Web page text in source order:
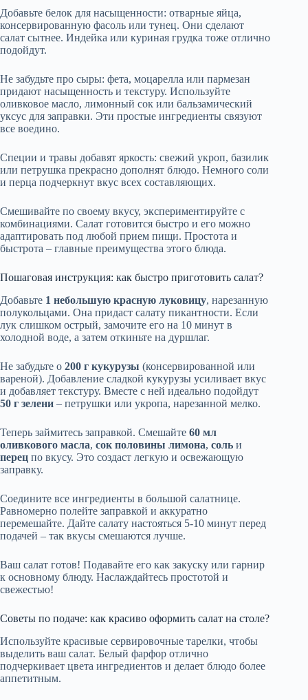
Добавьте белок для насыщенности: отварные яйца,
консервированную фасоль или тунец. Они сделают
салат сытнее. Индейка или куриная грудка тоже отлично
подойдут.
Не забудьте про сыры: фета, моцарелла или пармезан
придают насыщенность и текстуру. Используйте
оливковое масло, лимонный сок или бальзамический
уксус для заправки. Эти простые ингредиенты связуют
все воедино.
Специи и травы добавят яркость: свежий укроп, базилик
или петрушка прекрасно дополнят блюдо. Немного соли
и перца подчеркнут вкус всех составляющих.
Смешивайте по своему вкусу, экспериментируйте с
комбинациями. Салат готовится быстро и его можно
адаптировать под любой прием пищи. Простота и
быстрота – главные преимущества этого блюда.
Пошаговая инструкция: как быстро приготовить салат?
Добавьте 1 небольшую красную луковицу, нарезанную
полукольцами. Она придаст салату пикантности. Если
лук слишком острый, замочите его на 10 минут в
холодной воде, а затем откиньте на дуршлаг.
Не забудьте о 200 г кукурузы (консервированной или
вареной). Добавление сладкой кукурузы усиливает вкус
и добавляет текстуру. Вместе с ней идеально подойдут
50 г зелени – петрушки или укропа, нарезанной мелко.
Теперь займитесь заправкой. Смешайте 60 мл
оливкового масла, сок половины лимона, соль и
перец по вкусу. Это создаст легкую и освежающую
заправку.
Соедините все ингредиенты в большой салатнице.
Равномерно полейте заправкой и аккуратно
перемешайте. Дайте салату настояться 5-10 минут перед
подачей – так вкусы смешаются лучше.
Ваш салат готов! Подавайте его как закуску или гарнир
к основному блюду. Наслаждайтесь простотой и
свежестью!
Советы по подаче: как красиво оформить салат на столе?
Используйте красивые сервировочные тарелки, чтобы
выделить ваш салат. Белый фарфор отлично
подчеркивает цвета ингредиентов и делает блюдо более
аппетитным.